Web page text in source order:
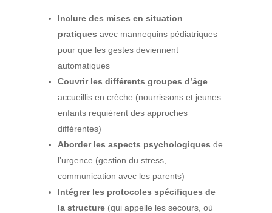
Inclure des mises en situation
pratiques avec mannequins pédiatriques
pour que les gestes deviennent
automatiques
Couvrir les différents groupes d’âge
accueillis en crèche (nourrissons et jeunes
enfants requièrent des approches
différentes)
Aborder les aspects psychologiques de
l’urgence (gestion du stress,
communication avec les parents)
Intégrer les protocoles spécifiques de
la structure(qui appelle les secours, où